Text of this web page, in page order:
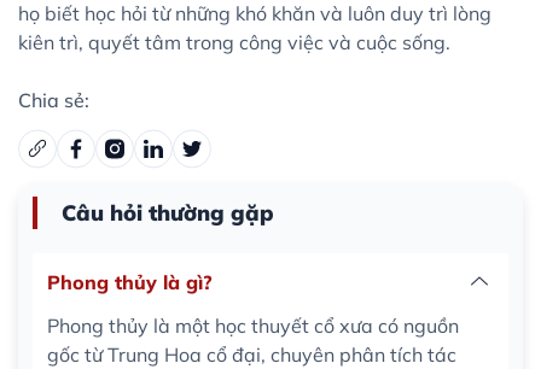
họ biết học hỏi từ những khó khăn và luôn duy trì lòng
kiên trì, quyết tâm trong công việc và cuộc sống.
Chia sẻ:
Câu hỏi thường gặp
Phong thủy là gì?
Phong thủy là một học thuyết cổ xưa có nguồn
gốc từ Trung Hoa cổ đại, chuyên phân tích tác